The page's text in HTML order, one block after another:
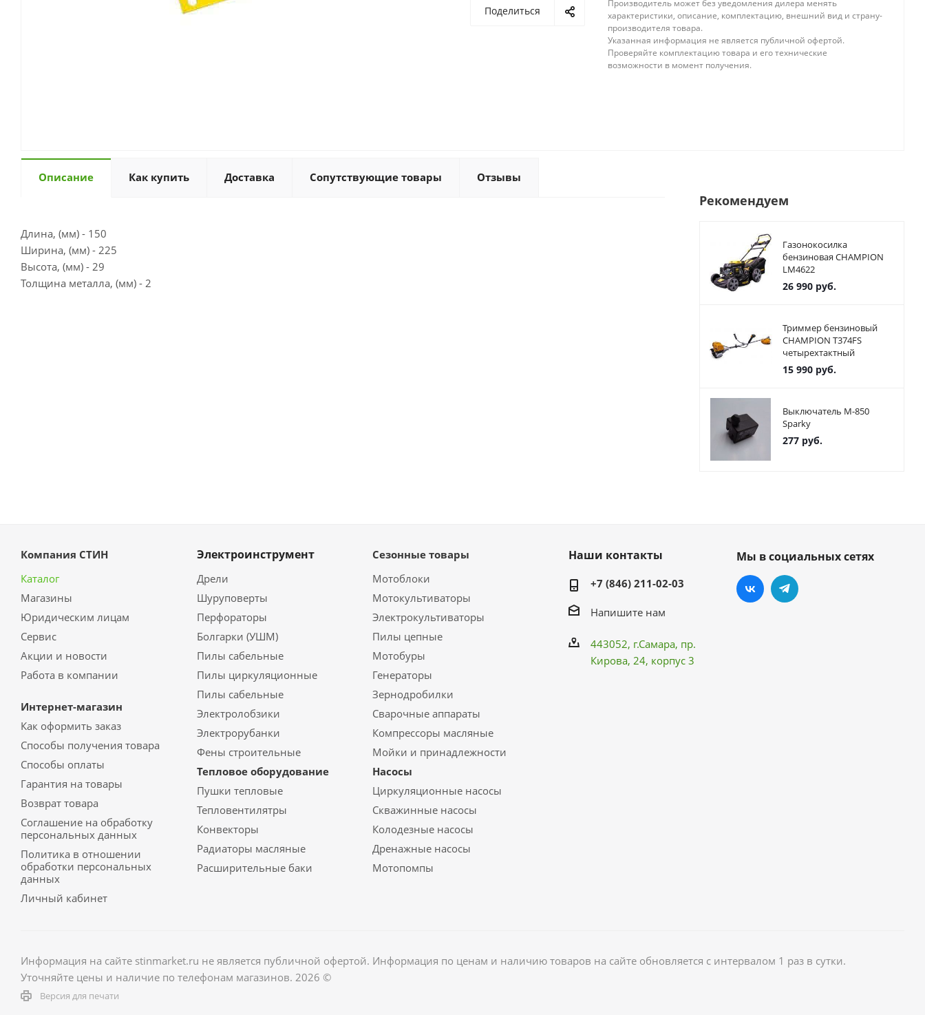
Поделиться
Производитель может без уведомления дилера менять
характеристики, описание, комплектацию, внешний вид и страну-
производителя товара.
Указанная информация не является публичной офертой.
Проверяйте комплектацию товара и его технические
возможности в момент получения.
Описание Как купить Доставка Сопутствующие товары Отзывы
Длина, (мм) - 150
Ширина, (мм) - 225
Высота, (мм) - 29
Толщина металла, (мм) - 2
Рекомендуем
Газонокосилка
бензиновая CHAMPION
LM4622
26 990руб.
Триммер бензиновый
CHAMPION T374FS
четырехтактный
15 990руб.
Выключатель М-850
Sparky
277руб.
Компания СТИН
Каталог
Магазины
Юридическим лицам
Сервис
Акции и новости
Работа в компании
Интернет-магазин
Как оформить заказ
Способы получения товара
Способы оплаты
Гарантия на товары
Возврат товара
Соглашение на обработку
персональных данных
Политика в отношении
обработки персональных
данных
Личный кабинет
Электроинструмент
Дрели
Шуруповерты
Перфораторы
Болгарки (УШМ)
Пилы сабельные
Пилы циркуляционные
Пилы сабельные
Электролобзики
Электрорубанки
Фены строительные
Тепловое оборудование
Пушки тепловые
Тепловентилятры
Конвекторы
Радиаторы масляные
Расширительные баки
Сезонные товары
Мотоблоки
Мотокультиваторы
Электрокультиваторы
Пилы цепные
Мотобуры
Генераторы
Зернодробилки
Сварочные аппараты
Компрессоры масляные
Мойки и принадлежности
Насосы
Циркуляционные насосы
Скважинные насосы
Колодезные насосы
Дренажные насосы
Мотопомпы
Наши контакты
+7 (846) 211-02-03
Напишите нам
443052, г.Самара, пр.
Кирова, 24, корпус 3
Мы в социальных сетях
Информация на сайте stinmarket.ru не является публичной офертой. Информация по ценам и наличию товаров на сайте обновляется с интервалом 1 раз в сутки.
Уточняйте цены и наличие по телефонам магазинов. 2026 ©
Версия для печати